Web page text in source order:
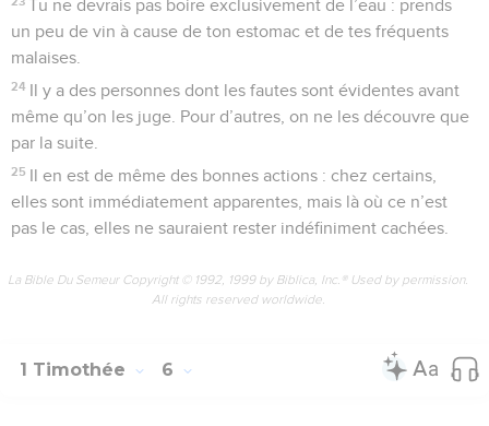
Tu ne devrais pas boire exclusivement de l’eau : prends
un peu de vin à cause de ton estomac et de tes fréquents
malaises.
24 Il y a des personnes dont les fautes sont évidentes avant
même qu’on les juge. Pour d’autres, on ne les découvre que
par la suite.
25 Il en est de même des bonnes actions : chez certains,
elles sont immédiatement apparentes, mais là où ce n’est
pas le cas, elles ne sauraient rester indéfiniment cachées.
La Bible Du Semeur Copyright © 1992, 1999 by Biblica, Inc.® Used by permission.
All rights reserved worldwide.
1 Timothée 6